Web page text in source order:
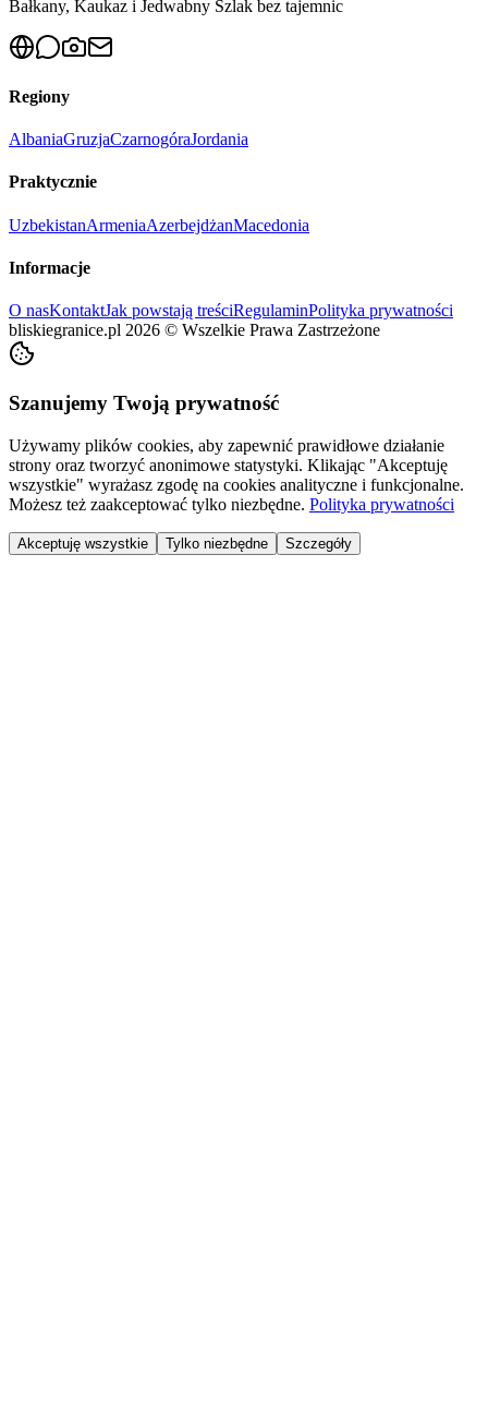
Bałkany, Kaukaz i Jedwabny Szlak bez tajemnic
Regiony
AlbaniaGruzjaCzarnogóraJordania
Praktycznie
UzbekistanArmeniaAzerbejdżanMacedonia
Informacje
O nasKontaktJak powstają treściRegulaminPolityka prywatności
bliskiegranice.pl 2026 © Wszelkie Prawa Zastrzeżone
Szanujemy Twoją prywatność
Używamy plików cookies, aby zapewnić prawidłowe działanie
strony oraz tworzyć anonimowe statystyki. Klikając "Akceptuję
wszystkie" wyrażasz zgodę na cookies analityczne i funkcjonalne.
Możesz też zaakceptować tylko niezbędne. Polityka prywatności
Akceptuję wszystkie Tylko niezbędne Szczegóły